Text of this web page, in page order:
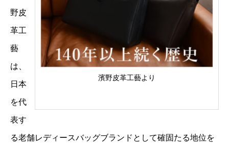
濱野皮革工藝より
野皮
革工
藝
は、
日本
を代
表す
る老舗レディースバッグブランドとして確固たる地位を